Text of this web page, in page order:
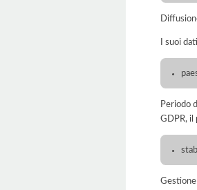
I suoi
Periodo
GDPR, il